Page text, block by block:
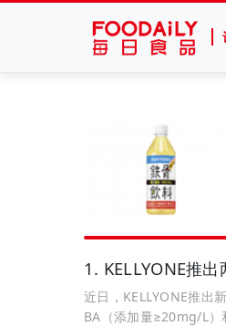
1. KELLYONE推
近日，KELLYONE推出
BA（添加量≥20mg/L）